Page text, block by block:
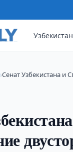
Узбекистан
›Сенат Узбекистана и